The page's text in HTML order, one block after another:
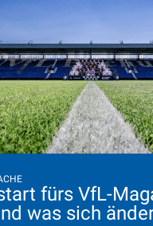
fürs VfL-
was sich